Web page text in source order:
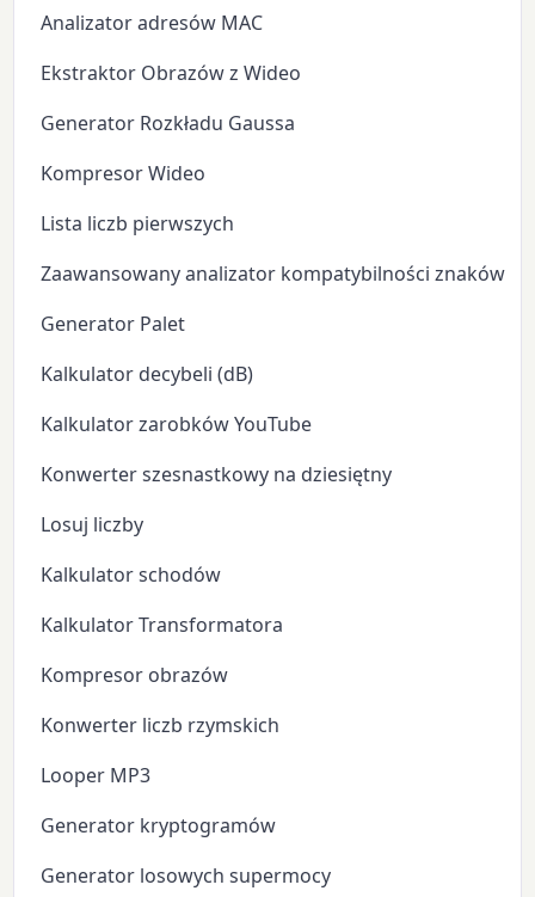
Analizator adresów MAC
Ekstraktor Obrazów z Wideo
Generator Rozkładu Gaussa
Kompresor Wideo
Lista liczb pierwszych
Zaawansowany analizator kompatybilności znaków
Generator Palet
Kalkulator decybeli (dB)
Kalkulator zarobków YouTube
Konwerter szesnastkowy na dziesiętny
Losuj liczby
Kalkulator schodów
Kalkulator Transformatora
Kompresor obrazów
Konwerter liczb rzymskich
Looper MP3
Generator kryptogramów
Generator losowych supermocy